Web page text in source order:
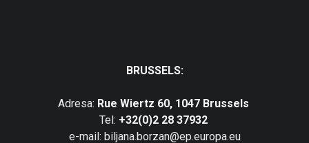
BRUSSELS:
Adresa: Rue Wiertz 60, 1047 Brussels
Tel: +32(0)2 28 37932
e-mail: biljana.borzan@ep.europa.eu